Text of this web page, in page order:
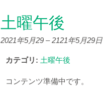
土曜午後
2021年5月29 –2121年5月29日
カテゴリ: 土曜午後
コンテンツ準備中です。